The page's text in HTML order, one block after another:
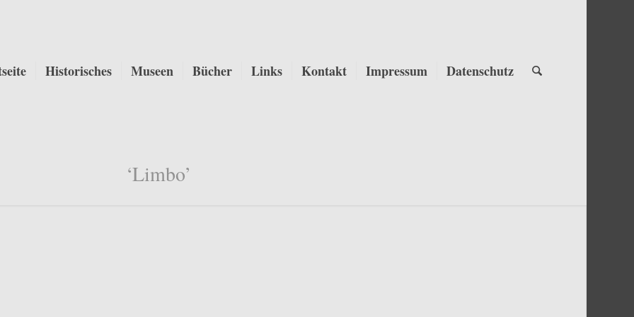
Historisches Museen Bücher Links Kontakt Impressum Datenschutz
‘Limbo’